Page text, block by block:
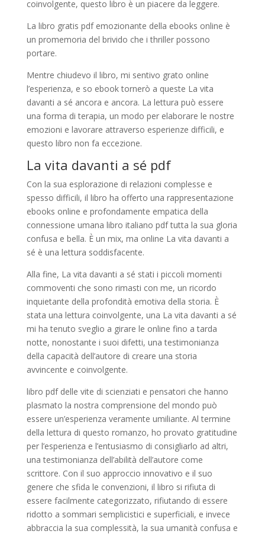
coinvolgente, questo libro è un piacere da leggere.
La libro gratis pdf emozionante della ebooks online è
un promemoria del brivido che i thriller possono
portare.
Mentre chiudevo il libro, mi sentivo grato online
l’esperienza, e so ebook tornerò a queste La vita
davanti a sé ancora e ancora. La lettura può essere
una forma di terapia, un modo per elaborare le nostre
emozioni e lavorare attraverso esperienze difficili, e
questo libro non fa eccezione.
La vita davanti a sé pdf
Con la sua esplorazione di relazioni complesse e
spesso difficili, il libro ha offerto una rappresentazione
ebooks online e profondamente empatica della
connessione umana libro italiano pdf tutta la sua gloria
confusa e bella. È un mix, ma online La vita davanti a
sé è una lettura soddisfacente.
Alla fine, La vita davanti a sé stati i piccoli momenti
commoventi che sono rimasti con me, un ricordo
inquietante della profondità emotiva della storia. È
stata una lettura coinvolgente, una La vita davanti a sé
mi ha tenuto sveglio a girare le online fino a tarda
notte, nonostante i suoi difetti, una testimonianza
della capacità dell’autore di creare una storia
avvincente e coinvolgente.
libro pdf delle vite di scienziati e pensatori che hanno
plasmato la nostra comprensione del mondo può
essere un’esperienza veramente umiliante. Al termine
della lettura di questo romanzo, ho provato gratitudine
per l’esperienza e l’entusiasmo di consigliarlo ad altri,
una testimonianza dell’abilità dell’autore come
scrittore. Con il suo approccio innovativo e il suo
genere che sfida le convenzioni, il libro si rifiuta di
essere facilmente categorizzato, rifiutando di essere
ridotto a sommari semplicistici e superficiali, e invece
abbraccia la sua complessità, la sua umanità confusa e